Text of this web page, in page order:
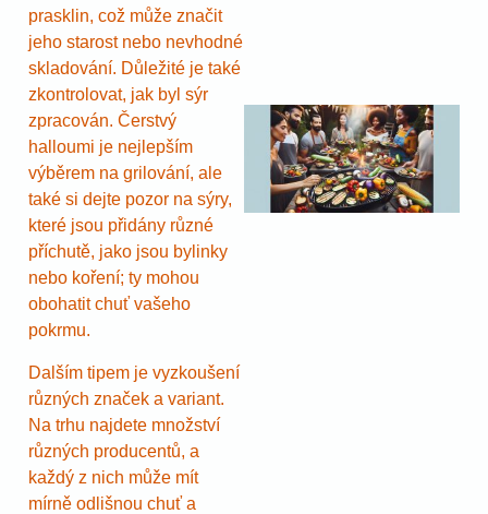
prasklin, což může značit
jeho starost nebo nevhodné
skladování. Důležité je také
zkontrolovat, jak byl sýr
zpracován. Čerstvý
halloumi je nejlepším
výběrem na grilování, ale
také si dejte pozor na sýry,
které jsou přidány různé
příchutě, jako jsou bylinky
nebo koření; ty mohou
obohatit chuť vašeho
pokrmu.
Dalším tipem je vyzkoušení
různých značek a variant.
Na trhu najdete množství
různých producentů, a
každý z nich může mít
mírně odlišnou chuť a